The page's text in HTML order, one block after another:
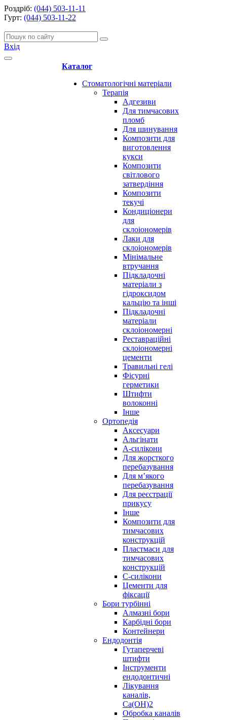
Роздріб: (044) 503-11-11
Гурт: (044) 503-11-22
Вхід
Каталог
Стоматологічні матеріали
Терапія
Адгезиви
Для тимчасових
пломб
Для шинування
Композити для
виготовлення
кукси
Композити
світлового
затвердіння
Композити
текучі
Кондиціонери
для
склоіономерів
Лаки для
склоіономерів
Мінімальне
втручання
Підкладочні
матеріали з
гідроксидом
кальцію та інші
Підкладочні
матеріали
склоіономерні
Реставраційні
склоіономерні
цементи
Травильні гелі
Фісурні
герметики
Штифти
волоконні
Інше
Ортопедія
Аксесуари
Альгінати
А-силікони
Для жорсткого
перебазування
Для м’якого
перебазування
Для реєстрації
прикусу
Інше
Композити для
тимчасових
конструкцій
Пластмаси для
тимчасових
конструкцій
С-силікони
Цементи для
фіксації
Бори турбінні
Алмазні бори
Карбідні бори
Контейнери
Ендодонтія
Гутаперчеві
штифти
Інструменти
ендодонтичні
Лікування
каналів,
Ca(OH)2
Обробка каналів